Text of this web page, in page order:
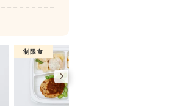
糖質制限食
制限食